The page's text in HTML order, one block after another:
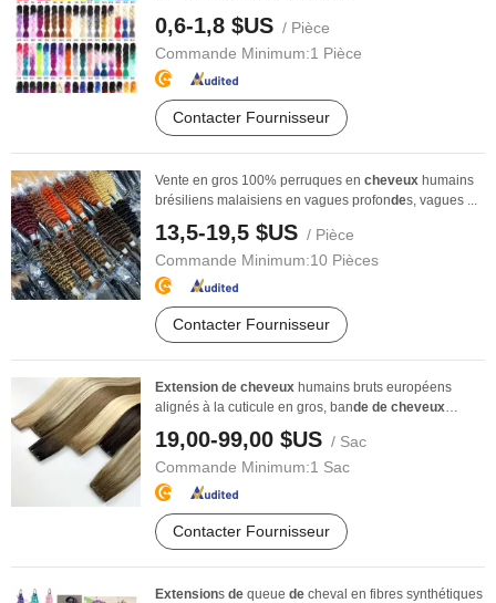
0,6-1,8 $US / Pièce
Commande Minimum:1 Pièce
Contacter Fournisseur
Vente en gros 100% perruques en cheveux humains
brésiliens malaisiens en vagues profondes, vagues ...
13,5-19,5 $US / Pièce
Commande Minimum:10 Pièces
Contacter Fournisseur
Extension de cheveux humains bruts européens
alignés à la cuticule en gros, bande de cheveux
19,00-99,00 $US / Sac
Commande Minimum:1 Sac
Contacter Fournisseur
Extensions de queue de cheval en fibres synthétiques